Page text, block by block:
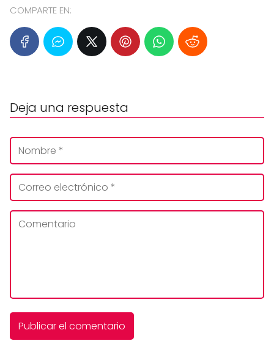
COMPARTE EN:
Deja una respuesta